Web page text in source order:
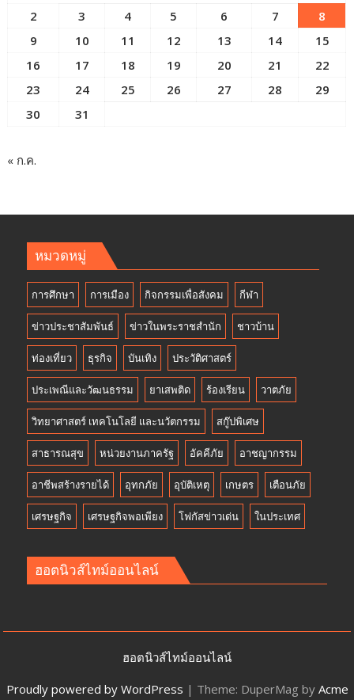
2
3 4 5 6 7
8
9
10 11 12 13 14
15
16
17 18 19 20 21
22
23
24 25 26 27 28
29
30
31
« ก.ค.
หมวดหมู่
การศึกษา การเมือง กิจกรรมเพื่อสังคม กีฬา
ข่าวประชาสัมพันธ์ ข่าวในพระราชสำนัก ชาวบ้าน
ท่องเที่ยว ธุรกิจ บันเทิง ประวัติศาสตร์
ประเพณีและวัฒนธรรม ยาเสพติด ร้องเรียน วาตภัย
วิทยาศาสตร์ เทคโนโลยี และนวัตกรรม สกู๊ปพิเศษ
สาธารณสุข หน่วยงานภาครัฐ อัคคีภัย อาชญากรรม
อาชีพสร้างรายได้ อุทกภัย อุบัติเหตุ เกษตร เตือนภัย
เศรษฐกิจ เศรษฐกิจพอเพียง โฟกัสข่าวเด่น ในประเทศ
ฮอตนิวส์ไทม์ออนไลน์
ฮอตนิวส์ไทม์ออนไลน์
Proudly powered by WordPress | Theme: DuperMag by Acme